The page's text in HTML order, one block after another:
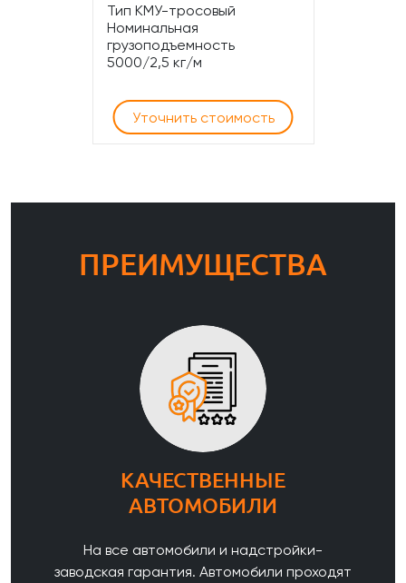
Тип КМУ-тросовый
Номинальная
грузоподъемность
5000/2,5 кг/м
Уточнить стоимость
ПРЕИМУЩЕСТВА
КАЧЕСТВЕННЫЕ
АВТОМОБИЛИ
На все автомобили и надстройки-
заводская гарантия. Автомобили проходят